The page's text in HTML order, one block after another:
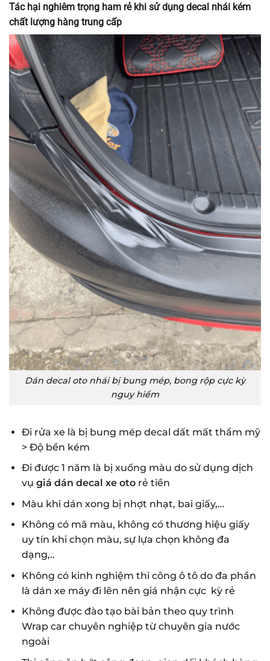
Tác hại nghiêm trọng ham rẻ khi sử dụng decal nhái kém
chất lượng hàng trung cấp
Dán decal oto nhái bị bung mép, bong rộp cực kỳ
nguy hiểm
Đi rửa xe là bị bung mép decal dất mất thẩm mỹ
> Độ bền kém
Đi được 1 năm là bị xuống màu do sử dụng dịch
vụ giá dán decal xe otorẻ tiền
Màu khi dán xong bị nhợt nhạt, bai giấy,…
Không có mã màu, không có thương hiệu giấy
uy tín khi chọn màu, sự lựa chọn không đa
dạng,..
Không có kinh nghiệm thi công ô tô do đa phần
là dán xe máy đi lên nên giá nhận cực kỳ rẻ
Không được đào tạo bài bản theo quy trình
Wrap car chuyên nghiệp từ chuyên gia nước
ngoài